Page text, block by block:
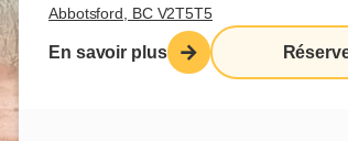
Abbotsford, BC V2T5T5
En savoir plus